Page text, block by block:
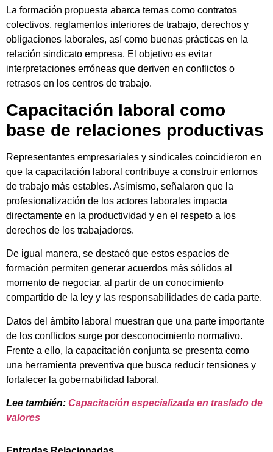
La formación propuesta abarca temas como contratos
colectivos, reglamentos interiores de trabajo, derechos y
obligaciones laborales, así como buenas prácticas en la
relación sindicato empresa. El objetivo es evitar
interpretaciones erróneas que deriven en conflictos o
retrasos en los centros de trabajo.
Capacitación laboral como
base de relaciones productivas
Representantes empresariales y sindicales coincidieron en
que la capacitación laboral contribuye a construir entornos
de trabajo más estables. Asimismo, señalaron que la
profesionalización de los actores laborales impacta
directamente en la productividad y en el respeto a los
derechos de los trabajadores.
De igual manera, se destacó que estos espacios de
formación permiten generar acuerdos más sólidos al
momento de negociar, al partir de un conocimiento
compartido de la ley y las responsabilidades de cada parte.
Datos del ámbito laboral muestran que una parte importante
de los conflictos surge por desconocimiento normativo.
Frente a ello, la capacitación conjunta se presenta como
una herramienta preventiva que busca reducir tensiones y
fortalecer la gobernabilidad laboral.
Lee también: Capacitación especializada en traslado de
valores